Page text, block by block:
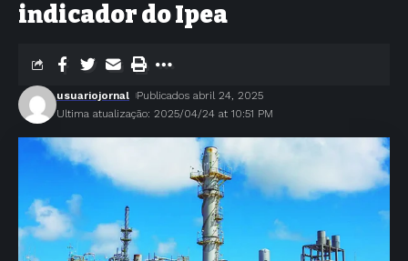
indicador do Ipea
Ultima atualização: 2025/04/24 at 10:51 PM
usuariojornal Publicados abril 24, 2025